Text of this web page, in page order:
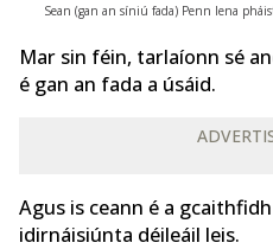
Sean (gan an síniú fada) Penn lena
Mar sin féin, tarlaíonn sé
é gan an fada a úsáid.
Agus is ceann é a
idirnáisiúnta déileáil leis.